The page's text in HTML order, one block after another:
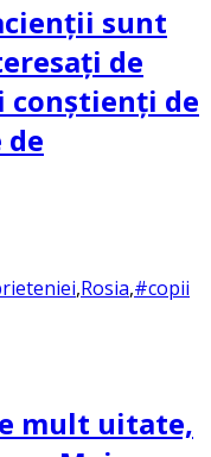
sunt
de
conștienți de
,Rosia,#copii
mult uitate,